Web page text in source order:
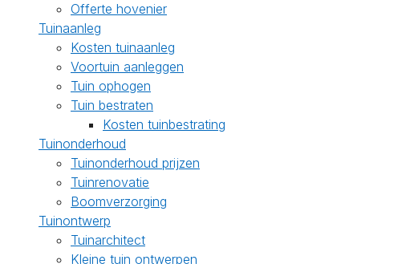
Offerte hovenier
Tuinaanleg
Kosten tuinaanleg
Voortuin aanleggen
Tuin ophogen
Tuin bestraten
Kosten tuinbestrating
Tuinonderhoud
Tuinonderhoud prijzen
Tuinrenovatie
Boomverzorging
Tuinontwerp
Tuinarchitect
Kleine tuin ontwerpen